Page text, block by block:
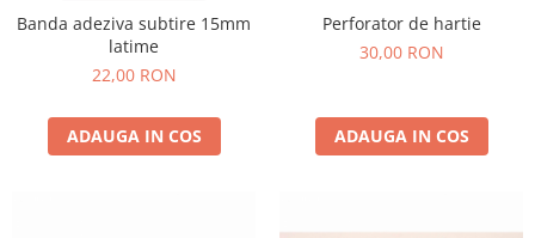
Banda adeziva subtire 15mm
latime
22,00 RON
ADAUGA IN COS
Perforator de hartie
30,00 RON
ADAUGA IN COS